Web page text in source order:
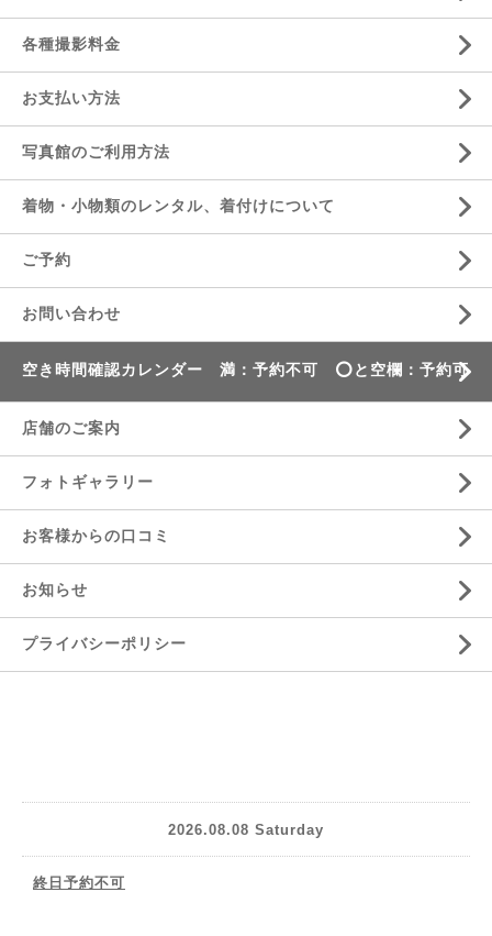
各種撮影料金
お支払い方法
写真館のご利用方法
着物・小物類のレンタル、着付けについて
ご予約
お問い合わせ
空き時間確認カレンダー 満：予約不可 ⭕️と空欄：予約可
店舗のご案内
フォトギャラリー
お客様からの口コミ
お知らせ
プライバシーポリシー
2026.08.08 Saturday
終日予約不可